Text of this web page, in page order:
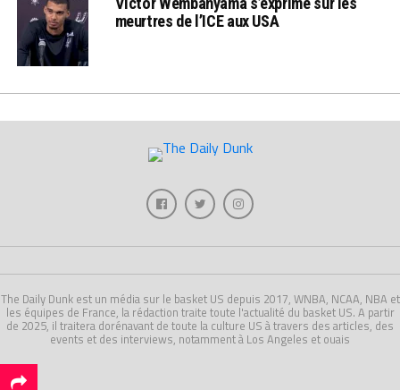
meurtres de l’ICE aux USA
The Daily Dunk est un média sur le basket US depuis 2017, WNBA, NCAA, NBA et
les équipes de France, la rédaction traite toute l'actualité du basket US. A partir
de 2025, il traitera dorénavant de toute la culture US à travers des articles, des
events et des interviews, notamment à Los Angeles et ouais